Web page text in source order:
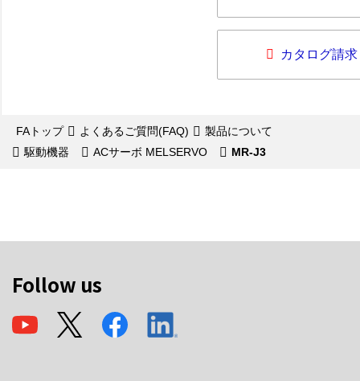
カタログ請求
FAトップ よくあるご質問(FAQ)
製品について
駆動機器
ACサーボ MELSERVO MR-J3
Follow us